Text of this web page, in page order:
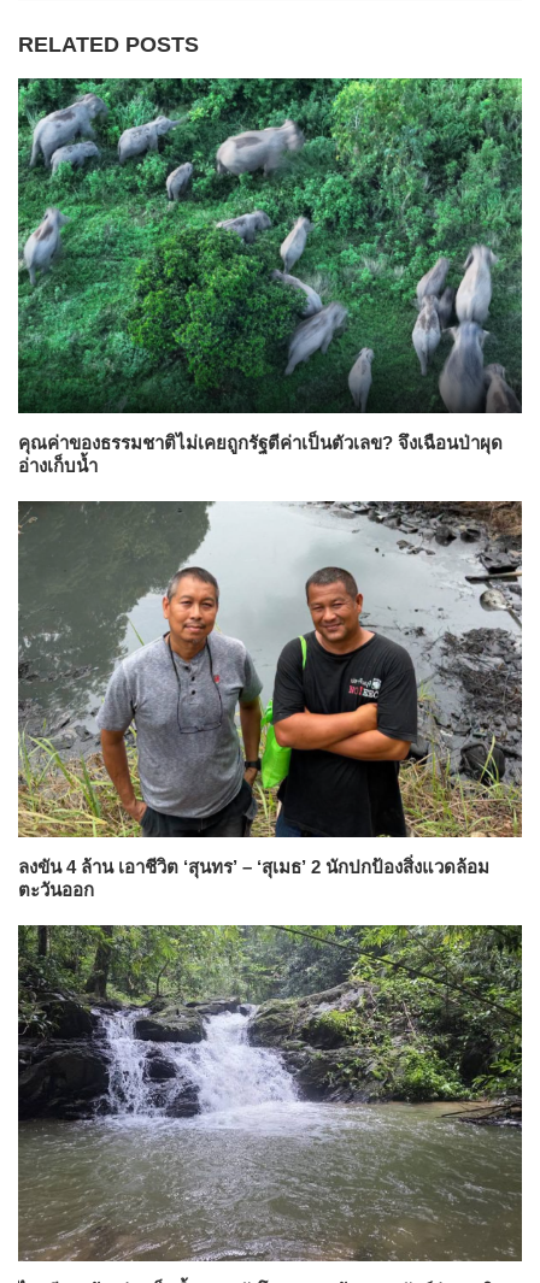
RELATED POSTS
คุณค่าของธรรมชาติไม่เคยถูกรัฐตีค่าเป็นตัวเลข? จึงเฉือนป่าผุด
อ่างเก็บน้ำ
ลงขัน 4 ล้าน เอาชีวิต ‘สุนทร’ – ‘สุเมธ’ 2 นักปกป้องสิ่งแวดล้อม
ตะวันออก